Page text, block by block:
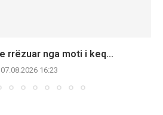
rrëzuar nga moti i keq...
07.08.2026 16:23